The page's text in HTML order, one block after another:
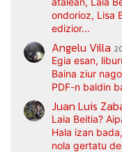
ondorioz, Lisa
edizior...
Angelu Villa
Egia esan,
Baina ziur
PDF-n baldin
Juan Luis
Laia Beitia?
Hala izan
nola gertatu